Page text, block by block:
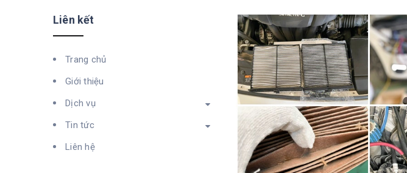
Liên kết
Trang chủ
Giới thiệu
Dịch vụ
Tin tức
Liên hệ